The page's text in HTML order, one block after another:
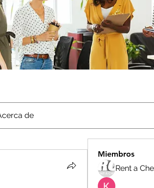
de
Miembros
Rent a